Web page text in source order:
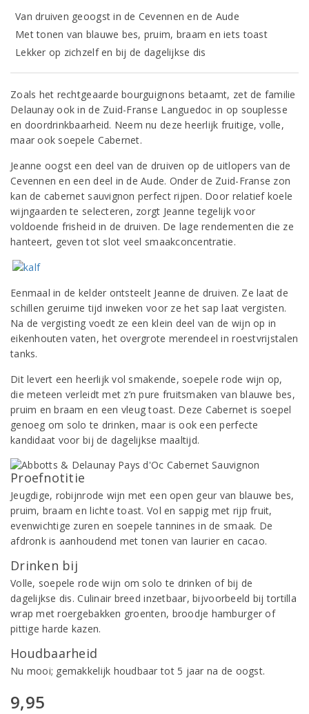
Van druiven geoogst in de Cevennen en de Aude
Met tonen van blauwe bes, pruim, braam en iets toast
Lekker op zichzelf en bij de dagelijkse dis
Zoals het rechtgeaarde bourguignons betaamt, zet de familie
Delaunay ook in de Zuid-Franse Languedoc in op souplesse
en doordrinkbaarheid. Neem nu deze heerlijk fruitige, volle,
maar ook soepele Cabernet.
Jeanne oogst een deel van de druiven op de uitlopers van de
Cevennen en een deel in de Aude. Onder de Zuid-Franse zon
kan de cabernet sauvignon perfect rijpen. Door relatief koele
wijngaarden te selecteren, zorgt Jeanne tegelijk voor
voldoende frisheid in de druiven. De lage rendementen die ze
hanteert, geven tot slot veel smaakconcentratie.
Eenmaal in de kelder ontsteelt Jeanne de druiven. Ze laat de
schillen geruime tijd inweken voor ze het sap laat vergisten.
Na de vergisting voedt ze een klein deel van de wijn op in
eikenhouten vaten, het overgrote merendeel in roestvrijstalen
tanks.
Dit levert een heerlijk vol smakende, soepele rode wijn op,
die meteen verleidt met z’n pure fruitsmaken van blauwe bes,
pruim en braam en een vleug toast. Deze Cabernet is soepel
genoeg om solo te drinken, maar is ook een perfecte
kandidaat voor bij de dagelijkse maaltijd.
Proefnotitie
Jeugdige, robijnrode wijn met een open geur van blauwe bes,
pruim, braam en lichte toast. Vol en sappig met rijp fruit,
evenwichtige zuren en soepele tannines in de smaak. De
afdronk is aanhoudend met tonen van laurier en cacao.
Drinken bij
Volle, soepele rode wijn om solo te drinken of bij de
dagelijkse dis. Culinair breed inzetbaar, bijvoorbeeld bij tortilla
wrap met roergebakken groenten, broodje hamburger of
pittige harde kazen.
Houdbaarheid
Nu mooi; gemakkelijk houdbaar tot 5 jaar na de oogst.
9,95